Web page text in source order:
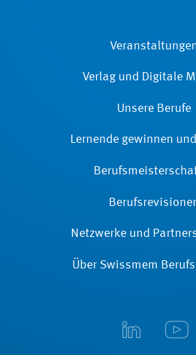
Verlag und Digitale
Unsere Berufe
Lernende gewinnen
Netzwerke und
Über Swissmem